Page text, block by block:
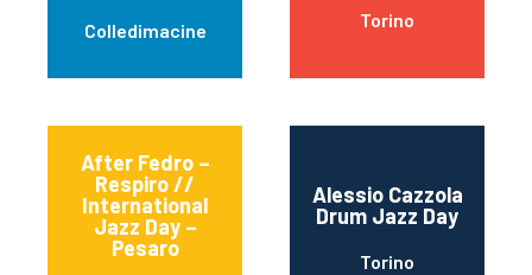
Colledimacine Torino
After Fedro –
Respiro //
International
Jazz Day –
Pesaro
Alessio Cazzola
Drum Jazz Day
Torino